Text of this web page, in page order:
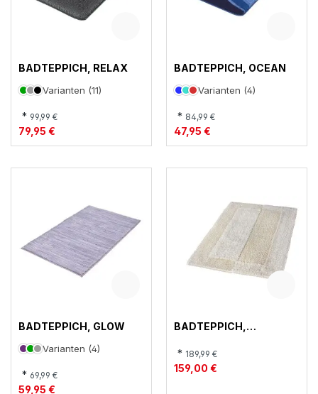
BADTEPPICH, RELAX
Varianten (11)
* 99,99 €
79,95 €
BADTEPPICH, OCEAN
Varianten (4)
* 84,99 €
47,95 €
BADTEPPICH, GLOW
Varianten (4)
* 69,99 €
59,95 €
BADTEPPICH,
* 189,99 €
159,00 €